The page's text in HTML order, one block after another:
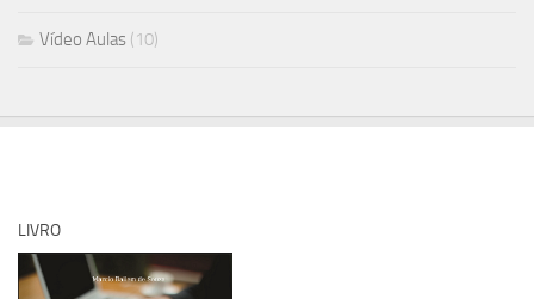
Vídeo Aulas (10)
LIVRO